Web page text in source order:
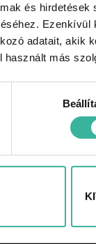
és
adatait, akik
más